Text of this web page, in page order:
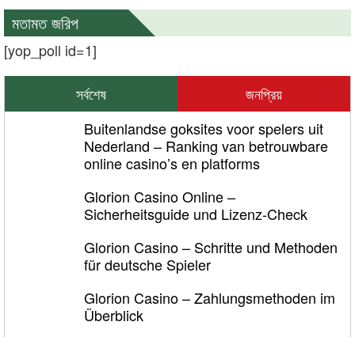
মতামত জরিপ
[yop_poll id=1]
সর্বশেষ
জনপ্রিয়
Buitenlandse goksites voor spelers uit
Nederland – Ranking van betrouwbare
online casino’s en platforms
Glorion Casino Online –
Sicherheitsguide und Lizenz‑Check
Glorion Casino – Schritte und Methoden
für deutsche Spieler
Glorion Casino – Zahlungsmethoden im
Überblick